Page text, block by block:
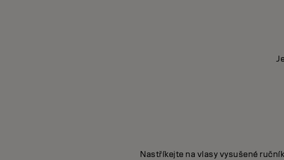
Nastříkejte na vlasy vysušené